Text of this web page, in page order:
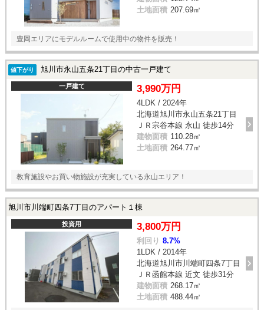
土地面積 207.69㎡
豊岡エリアにモデルルームで使用中の物件を販売！
値下がり 旭川市永山五条21丁目の中古一戸建て
一戸建て 3,990万円
4LDK / 2024年
北海道旭川市永山五条21丁目
ＪＲ宗谷本線 永山 徒歩14分
建物面積 110.28㎡
土地面積 264.77㎡
教育施設やお買い物施設が充実している永山エリア！
旭川市川端町四条7丁目のアパート１棟
投資用 3,800万円
利回り 8.7%
1LDK / 2014年
北海道旭川市川端町四条7丁目
ＪＲ函館本線 近文 徒歩31分
建物面積 268.17㎡
土地面積 488.44㎡